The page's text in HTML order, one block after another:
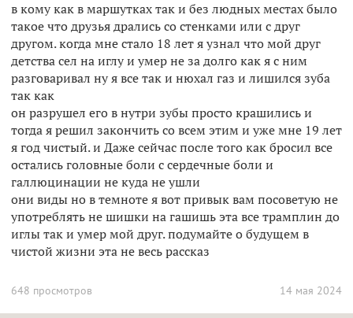
в кому как в маршутках так и без людных местах было
такое что друзья дрались со стенками или с друг
другом. когда мне стало 18 лет я узнал что мой друг
детства сел на иглу и умер не за долго как я с ним
разговаривал ну я все так и нюхал газ и лишился зуба
так как
он разрушел его в нутри зубы просто крашились и
тогда я решил закончить со всем этим и уже мне 19 лет
я год чистый. и Даже сейчас после того как бросил все
остались головные боли с сердечные боли и
галлюцинации не куда не ушли
они виды но в темноте я вот привык вам посоветую не
употреблять не шишки на гашишь эта все трамплин до
иглы так и умер мой друг. подумайте о будущем в
чистой жизни эта не весь рассказ
14 мая 2024
648 просмотров